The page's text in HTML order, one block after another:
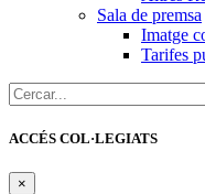
Sala de premsa
Imatge
Tarifes
Cercar:
ACCÉS COL·LEGIATS
×